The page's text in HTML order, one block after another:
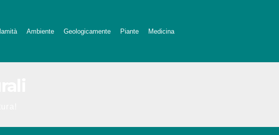
Ambiente Geologicamente Piante Medicina